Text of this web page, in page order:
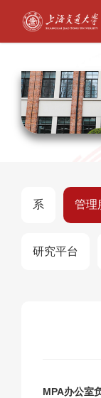
系 管理
研究平台
MPA办公室